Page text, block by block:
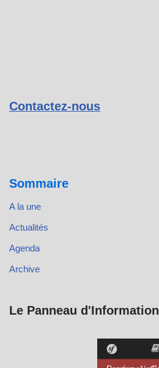
Contactez-nous
Sommaire
A la une
Actualités
Agenda
Archive
Le Panneau d'Information